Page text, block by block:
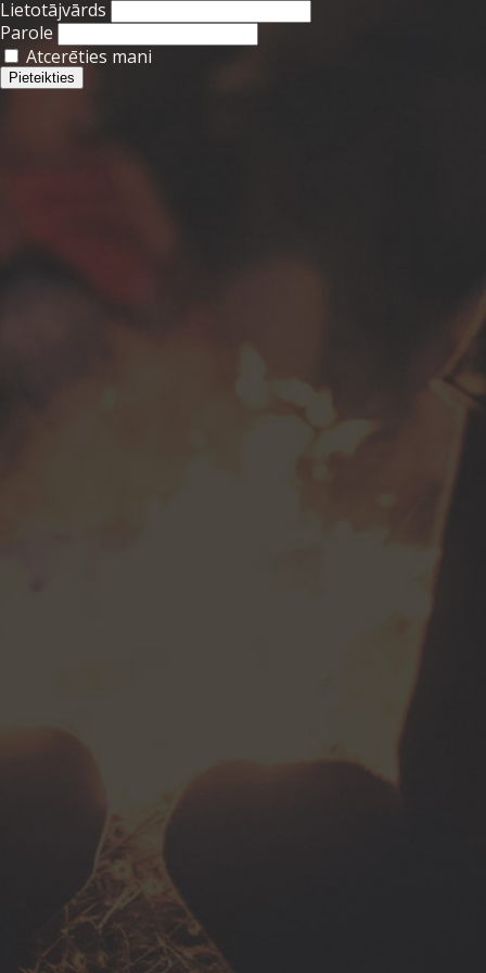
Lietotājvārds
Parole
Atcerēties mani